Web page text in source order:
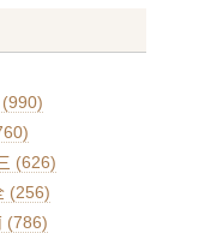
(626)
(256)
(786)